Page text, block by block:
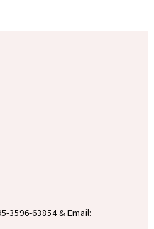
3596-63854 & Email: